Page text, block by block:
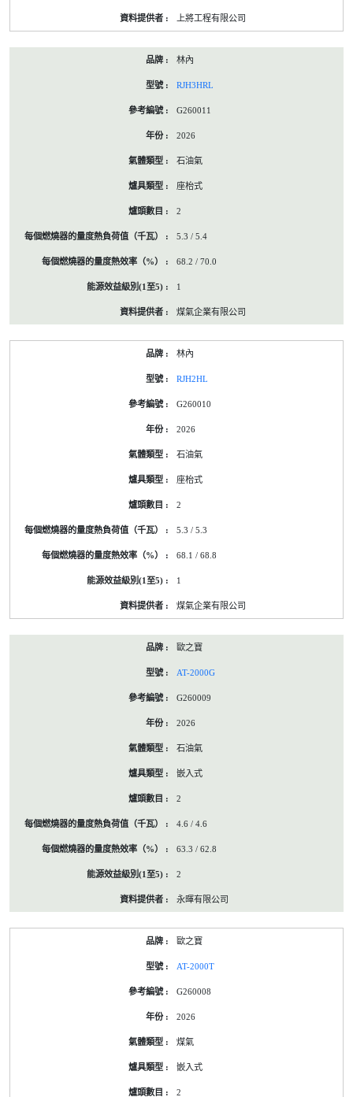
上將工程有限公司
林內
RJH3HRL
G260011
2026
石油氣
座枱式
2
5.3 / 5.4
68.2 / 70.0
1
煤氣企業有限公司
林內
RJH2HL
G260010
2026
石油氣
座枱式
2
5.3 / 5.3
68.1 / 68.8
1
煤氣企業有限公司
歐之寶
AT-2000G
G260009
2026
石油氣
嵌入式
2
4.6 / 4.6
63.3 / 62.8
2
永暉有限公司
歐之寶
AT-2000T
G260008
2026
煤氣
嵌入式
2